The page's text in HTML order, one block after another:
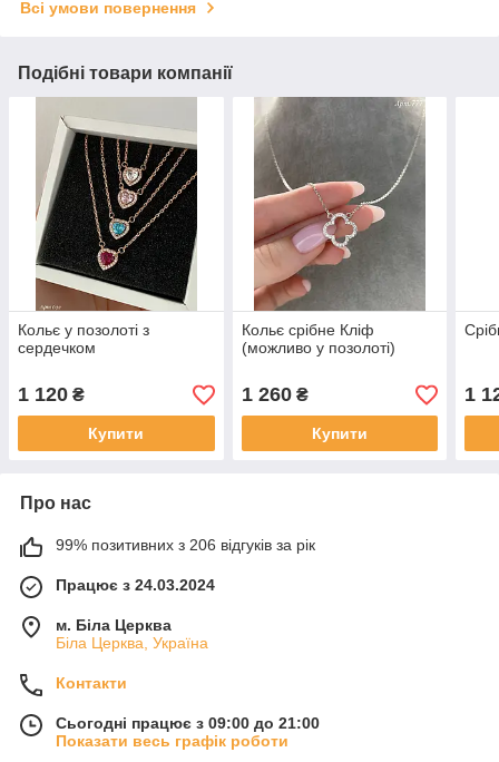
Всі умови повернення
Подібні товари компанії
Кольє у позолоті з
сердечком
1 120 ₴
Купити
Кольє срібне Кліф
(можливо у позолоті)
1 260₴
Купити
1
Про нас
99% позитивних з 206 відгуків за рік
Працює з 24.03.2024
м. Біла Церква
Біла Церква, Україна
Контакти
Сьогодні працює з 09:00 до 21:00
Показати весь графік роботи